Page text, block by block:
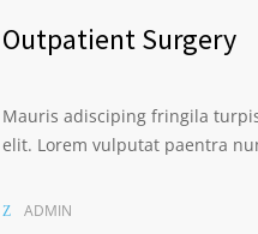
Outpatient Surgery
Mauris adisciping fringila
elit. Lorem vulputat paentra
ADMIN